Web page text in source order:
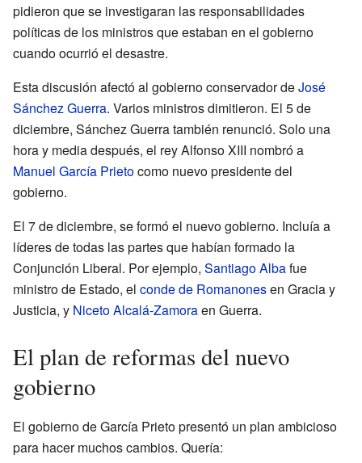
pidieron que se investigaran las responsabilidades
políticas de los ministros que estaban en el gobierno
cuando ocurrió el desastre.
Esta discusión afectó al gobierno conservador deJosé
Sánchez Guerra. Varios ministros dimitieron. El 5 de
diciembre, Sánchez Guerra también renunció. Solo una
hora y media después, el rey Alfonso XIII nombró a
Manuel García Prietocomo nuevo presidente del
gobierno.
El 7 de diciembre, se formó el nuevo gobierno. Incluía a
líderes de todas las partes que habían formado la
Conjunción Liberal. Por ejemplo, Santiago Albafue
ministro de Estado, el conde de Romanonesen Gracia y
Justicia, y Niceto Alcalá-Zamoraen Guerra.
El plan de reformas del nuevo
gobierno
El gobierno de García Prieto presentó un plan ambicioso
para hacer muchos cambios. Quería: